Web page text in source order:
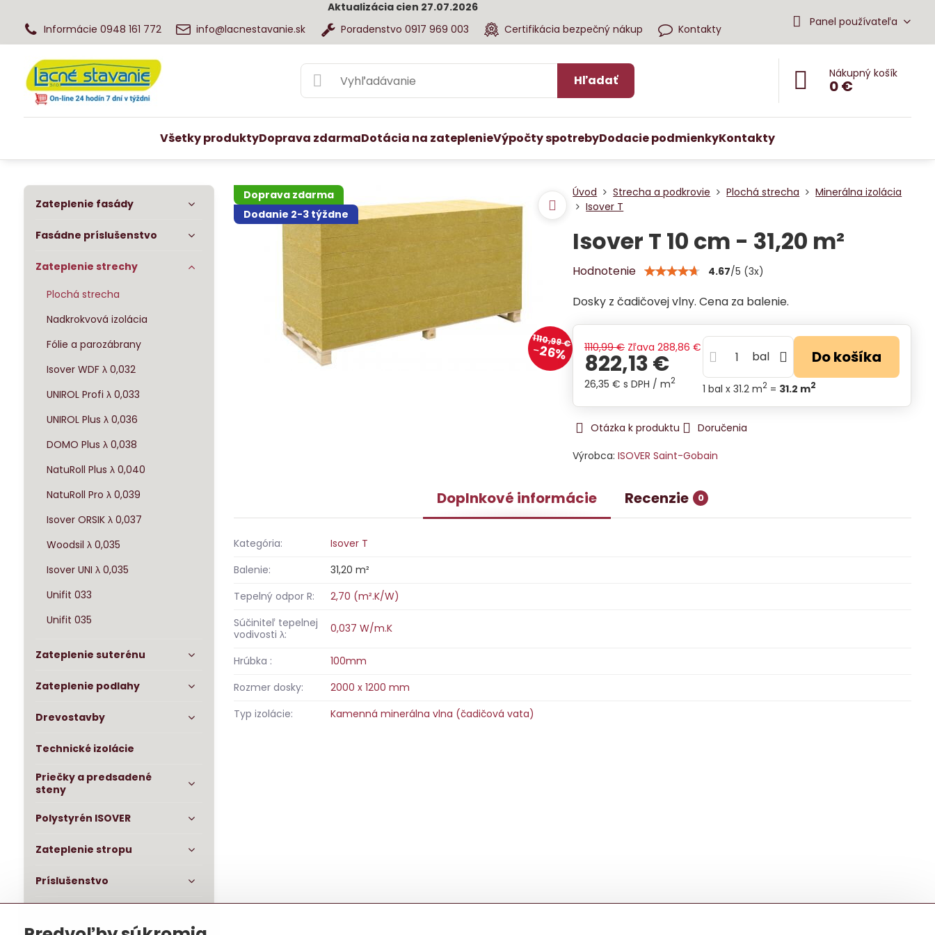
Aktualizácia cien 27.07.2026
Informácie 0948 161 772
info@lacnestavanie.sk Poradenstvo 0917 969 003 Certifikácia bezpečný nákup Kontakty
Panel používateľa
Hľadať Nákupný košík
0 €
Všetky produktyDoprava zdarmaDotácia na zateplenieVýpočty spotrebyDodacie podmienkyKontakty
Doprava zdarma
Dodanie 2-3 týždne
1110,99 €
26%
Úvod Strecha a podkrovie Plochá strecha
Minerálna izolácia
Isover T
Isover T 10 cm - 31,20 m²
Hodnotenie 4.67/5 (3x)
Dosky z čadičovej vlny. Cena za balenie.
1110,99 € Zľava 288,86 €
822,13 €
26,35 € s DPH / m2
bal Do košíka
1 bal x 31.2 m2= 31.2 m2
Otázka k produktu
Doručenia
Výrobca:ISOVER Saint-Gobain
Doplnkové informácie Recenzie 0
Kategória:
Isover T
Balenie:
31,20 m²
Tepelný odpor R:
2,70 (m².K/W)
Súčiniteľ tepelnej
vodivosti λ:
0,037 W/m.K
Hrúbka :
100mm
Rozmer dosky:
2000 x 1200 mm
Typ izolácie:
Kamenná minerálna vlna (čadičová vata)
Zateplenie fasády
Fasádne príslušenstvo
Zateplenie strechy
Plochá strecha
Nadkrokvová izolácia
Fólie a parozábrany
Isover WDF λ 0,032
UNIROL Profi λ 0,033
UNIROL Plus λ 0,036
DOMO Plus λ 0,038
NatuRoll Plus λ 0,040
NatuRoll Pro λ 0,039
Isover ORSIK λ 0,037
Woodsil λ 0,035
Isover UNI λ 0,035
Unifit 033
Unifit 035
Zateplenie suterénu
Zateplenie podlahy
Drevostavby
Technické izolácie
Priečky a predsadené
steny
Polystyrén ISOVER
Zateplenie stropu
Príslušenstvo